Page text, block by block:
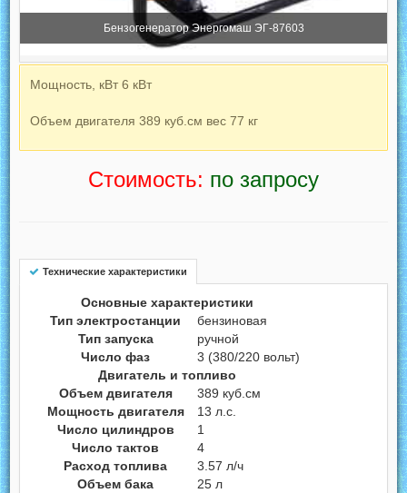
Бензогенератор Энергомаш ЭГ-87603
Мощность, кВт 6 кВт
Объем двигателя 389 куб.см вес 77 кг
Стоимость: по запросу
Технические характеристики
Основные характеристики
Тип электростанции
бензиновая
Тип запуска
ручной
Число фаз
3 (380/220 вольт)
Двигатель и топливо
Объем двигателя
389 куб.см
Мощность двигателя
13 л.с.
Число цилиндров
1
Число тактов
4
Расход топлива
3.57 л/ч
Объем бака
25 л